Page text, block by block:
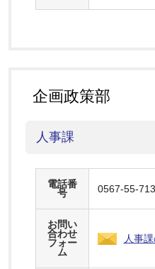
企画政策部
人事課
電話番
号
0567-55-
お問い
合わせ
フォー
ム
人事